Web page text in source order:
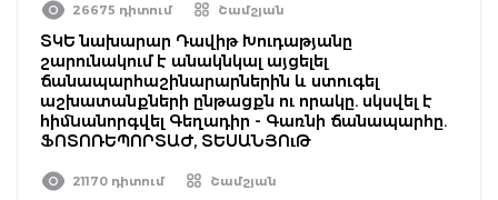
26675 դիտում Շամշյան
ՏԿԵ նախարար Դավիթ Խուդաթյանը
շարունակում է անակնկալ այցելել
ճանապարհաշինարարներին և ստուգել
աշխատանքների ընթացքն ու որակը. սկսվել է
հիմնանորգվել Գեղադիր - Գառնի ճանապարհը.
ՖՈՏՈՌԵՊՈՐՏԱԺ, ՏԵՍԱՆՅՈւԹ
21170 դիտում Շամշյան